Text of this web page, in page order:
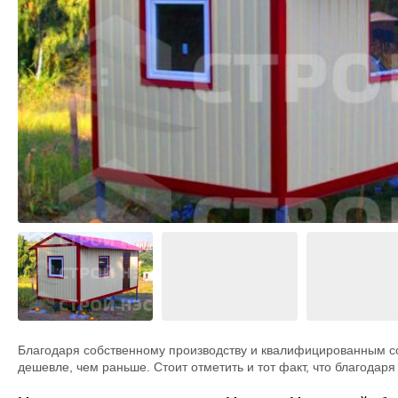
БК
БК
Из
Дровники
Беседки
Дома
Блок-контейнеры
Дачные бытовки
L-
Благодаря собственному производству и
дешевле, чем раньше. Стоит отметить и тот факт, что